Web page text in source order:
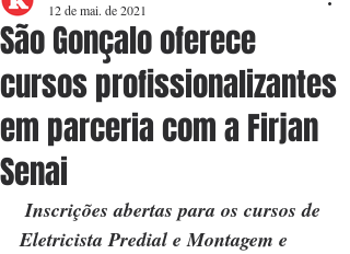
São Gonçalo oferece
cursos profissionalizantes
em parceria com a Firjan
Senai
12 de mai. de 2021
Inscrições abertas para os cursos de
Eletricista Predial e Montagem e